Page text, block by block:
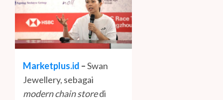
Marketplus.id –Swan
Jewellery, sebagai
modern chain storedi